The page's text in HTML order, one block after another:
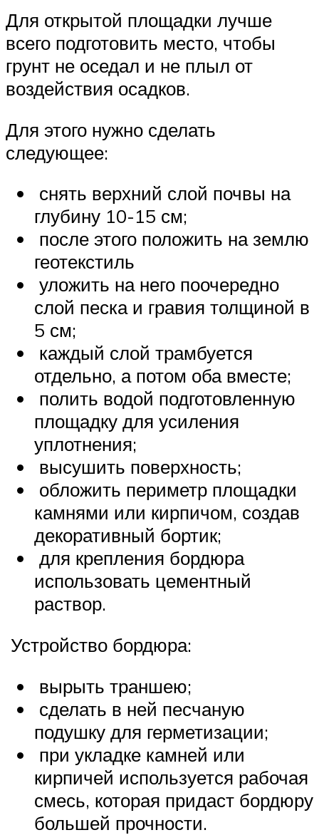
Для открытой площадки лучше
всего подготовить место, чтобы
грунт не оседал и не плыл от
воздействия осадков.
Для этого нужно сделать
следующее:
снять верхний слой почвы на
глубину 10-15 см;
после этого положить на землю
геотекстиль
уложить на него поочередно
слой песка и гравия толщиной в
5 см;
каждый слой трамбуется
отдельно, а потом оба вместе;
полить водой подготовленную
площадку для усиления
уплотнения;
высушить поверхность;
обложить периметр площадки
камнями или кирпичом, создав
декоративный бортик;
для крепления бордюра
использовать цементный
раствор.
Устройство бордюра:
вырыть траншею;
сделать в ней песчаную
подушку для герметизации;
при укладке камней или
кирпичей используется рабочая
смесь, которая придаст бордюру
большей прочности.